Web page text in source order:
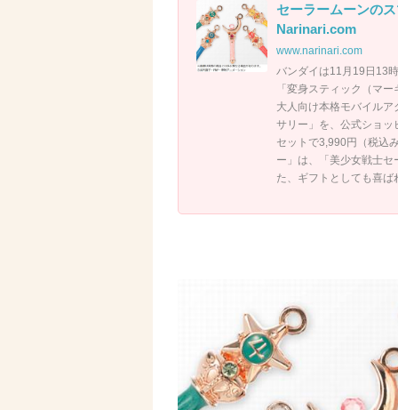
セーラームーンの
Narinari.com
www.narinari.com
バンダイは11月19日13
「変身スティック（マ
大人向け本格モバイル
サリー」を、公式ショ
セットで3,990円（税込
ー」は、「美少女戦士
た、ギフトとしても喜